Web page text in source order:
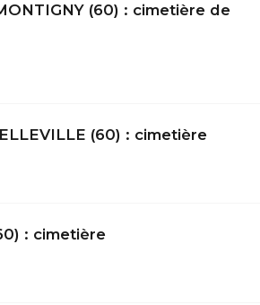
(60) : cimetière de
(60) : cimetière
: cimetière